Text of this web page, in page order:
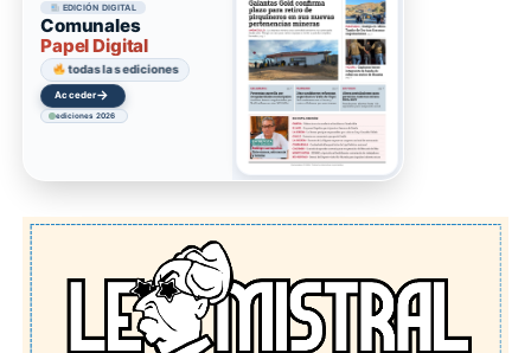
EDICIÓN DIGITAL
Comunales
Papel Digital
todas las ediciones
Acceder→
ediciones 2026